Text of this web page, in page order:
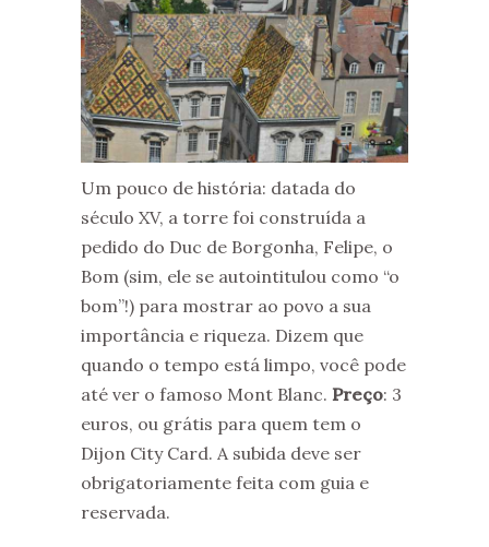
Um pouco de história: datada do
século XV, a torre foi construída a
pedido do Duc de Borgonha, Felipe, o
Bom (sim, ele se autointitulou como “o
bom”!) para mostrar ao povo a sua
importância e riqueza. Dizem que
quando o tempo está limpo, você pode
até ver o famoso Mont Blanc. Preço: 3
euros, ou grátis para quem tem o
Dijon City Card. A subida deve ser
obrigatoriamente feita com guia e
reservada.